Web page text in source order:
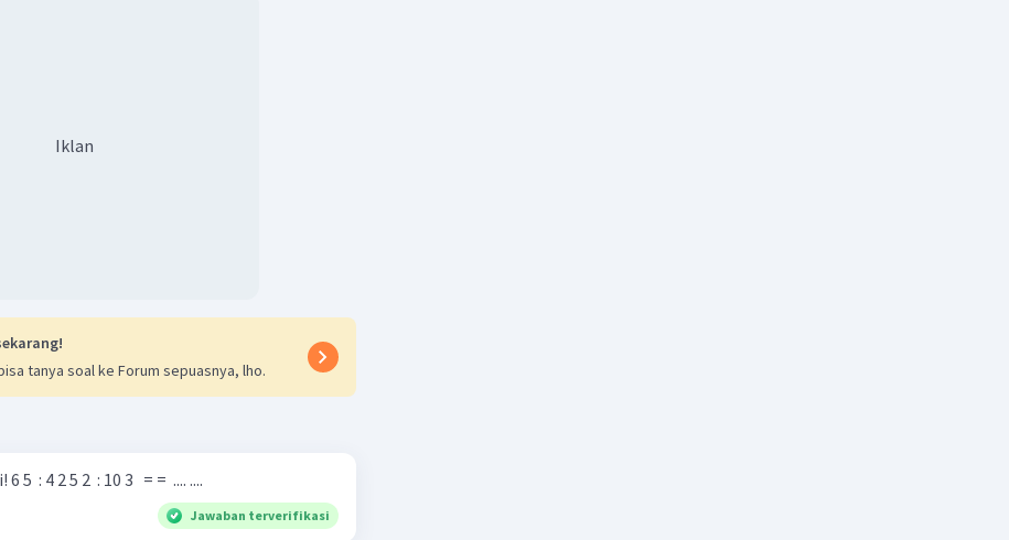
Iklan
tanya soal ke Forum sepuasnya, lho.
Kerjakan soal di bawah ini! 6 5 ​ : 4 2 5 2 ​ : 10 3 ​ ​ = = ​ .... .... ​
Jawaban terverifikasi